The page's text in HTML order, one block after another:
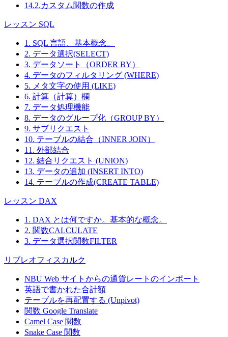
14.2.カスタム関数の作成
レッスン SQL
1. SQL 言語、基本概念。
2. データ選択(SELECT)
3. データソート（ORDER BY）
4. データのフィルタリング (WHERE)
5. メタ文字の使用 (LIKE)
6. 計算（計算）欄
7. データ処理機能
8. データのグループ化（GROUP BY）
9. サブリクエスト
10. テーブルの結合（INNER JOIN）
11. 外部結合
12. 結合リクエスト (UNION)
13. データの追加 (INSERT INTO)
14. テーブルの作成(CREATE TABLE)
レッスン DAX
1. DAX とは何ですか。基本的な概念。
2. 関数CALCULATE
3. データ選択関数FILTER
リブレオフィスカルク
NBU Web サイトからの通貨レートのインポート
英語で書かれた合計額
テーブルを再配置する (Unpivot)
関数 Google Translate
Camel Case 関数
Snake Case 関数